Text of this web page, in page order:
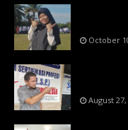
October
August 27,